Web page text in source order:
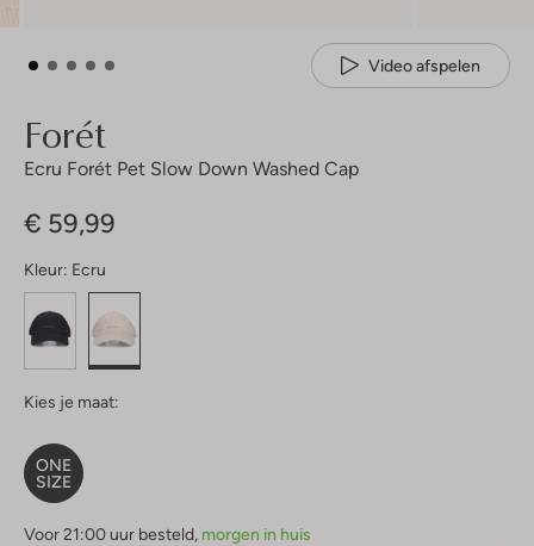
Video afspelen
Forét
Ecru Forét Pet Slow Down Washed Cap
€ 59,99
Kleur: Ecru
Kies je maat:
ONE
SIZE
Voor 21:00 uur besteld, morgen in huis